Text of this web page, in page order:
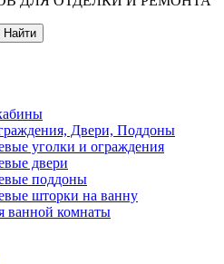
Двери, Поддоны
уголки и ограждения
двери
поддоны
шторки на ванну
ванной комнаты